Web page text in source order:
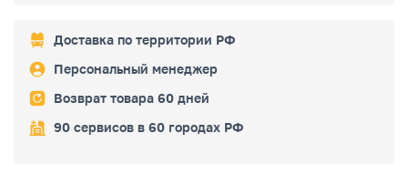
Доставка по территории РФ
Персональный менеджер
Возврат товара 60 дней
90 сервисов в 60 городах РФ